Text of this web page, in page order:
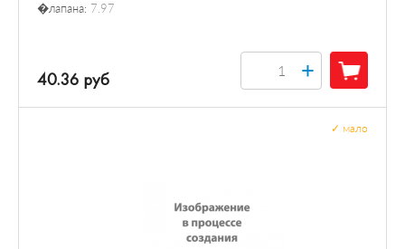
�лапана: 7.97
40.36 руб +
мало